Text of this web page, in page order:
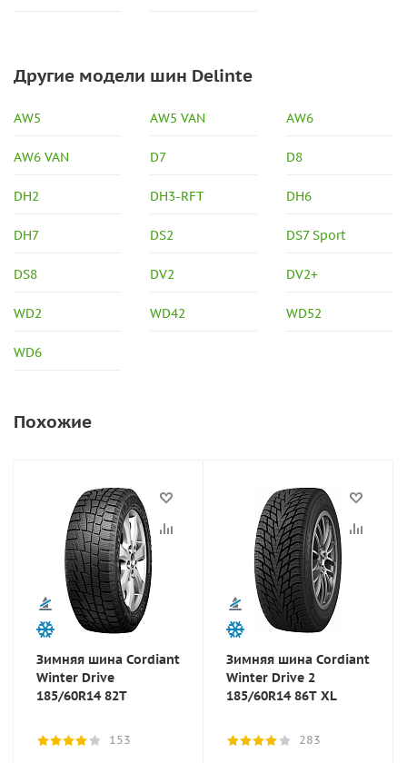
Другие модели шин Delinte
AW5 AW5 VAN AW6
AW6 VAN D7 D8
DH2 DH3-RFT DH6
DH7 DS2 DS7 Sport
DS8 DV2 DV2+
WD2 WD42 WD52
WD6
Похожие
Зимняя шина Cordiant
Winter Drive
185/60R14 82T
153
Зимняя шина Cordiant
Winter Drive 2
185/60R14 86T XL
283